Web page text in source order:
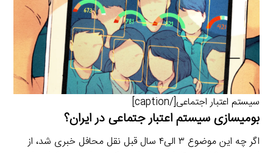
سیستم اعتبار اجتماعی[/caption]
بومی‎‎سازی سیستم اعتبار جتماعی در ایران؟
اگر چه این موضوع ۳ الی۴ سال قبل نقل محافل خبری شد، از